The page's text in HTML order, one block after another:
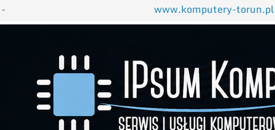
- www.komputery-torun.pl